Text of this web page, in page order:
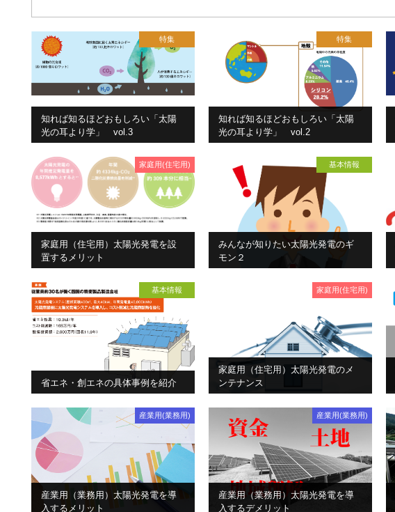
特集
知れば知るほどおもしろい「太陽
光の耳より学」 vol.3
特集
知れば知るほどおもしろい「太陽
光の耳より学」 vol.2
家庭用(住宅用)
家庭用（住宅用）太陽光発電を設
置するメリット
基本情報
みんなが知りたい太陽光発電のギ
モン２
基本情報
省エネ・創エネの具体事例を紹介
家庭用(住宅用)
家庭用（住宅用）太陽光発電のメ
ンテナンス
産業用(業務用)
産業用（業務用）太陽光発電を導
入するメリット
産業用(業務用)
産業用（業務用）太陽光発電を導
入するデメリット